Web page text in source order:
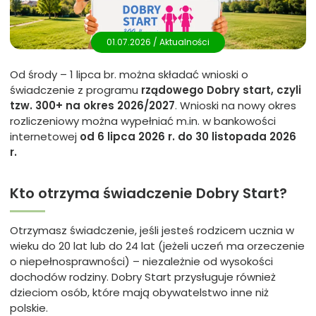
01.07.2026 / Aktualności
Od środy – 1 lipca br. można składać wnioski o
świadczenie z programu rządowego Dobry start, czyli
tzw. 300+ na okres 2026/2027. Wnioski na nowy okres
rozliczeniowy można wypełniać m.in. w bankowości
internetowej od 6 lipca 2026 r. do 30 listopada 2026
r.
Kto otrzyma świadczenie Dobry Start?
Otrzymasz świadczenie, jeśli jesteś rodzicem ucznia w
wieku do 20 lat lub do 24 lat (jeżeli uczeń ma orzeczenie
o niepełnosprawności) – niezależnie od wysokości
dochodów rodziny. Dobry Start przysługuje również
dzieciom osób, które mają obywatelstwo inne niż
polskie.